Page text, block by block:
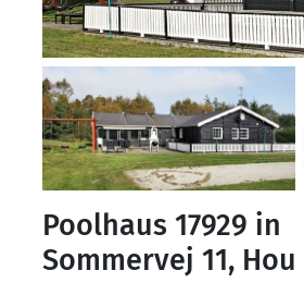
Poolhaus 17929 in
Sommervej 11, Hou